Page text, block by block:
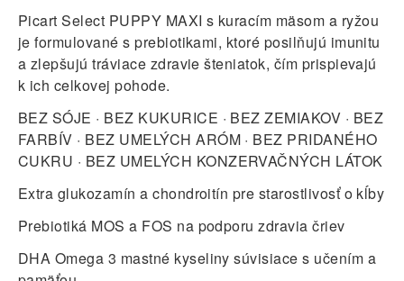
Picart Select PUPPY MAXI s kuracím mäsom a ryžou
je formulované s prebiotikami, ktoré posilňujú imunitu
a zlepšujú tráviace zdravie šteniatok, čím prispievajú
k ich celkovej pohode.
BEZ SÓJE · BEZ KUKURICE · BEZ ZEMIAKOV · BEZ
FARBÍV · BEZ UMELÝCH ARÓM · BEZ PRIDANÉHO
CUKRU · BEZ UMELÝCH KONZERVAČNÝCH LÁTOK
Extra glukozamín a chondroitín pre starostlivosť o kĺby
Prebiotiká MOS a FOS na podporu zdravia čriev
DHA Omega 3 mastné kyseliny súvisiace s učením a